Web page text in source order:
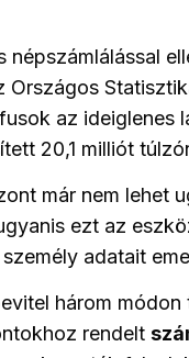
népszámlálással
Országos
az ideiglenes
20,1 milliót
már nem lehet
ezt az
adatait
három
rendelt